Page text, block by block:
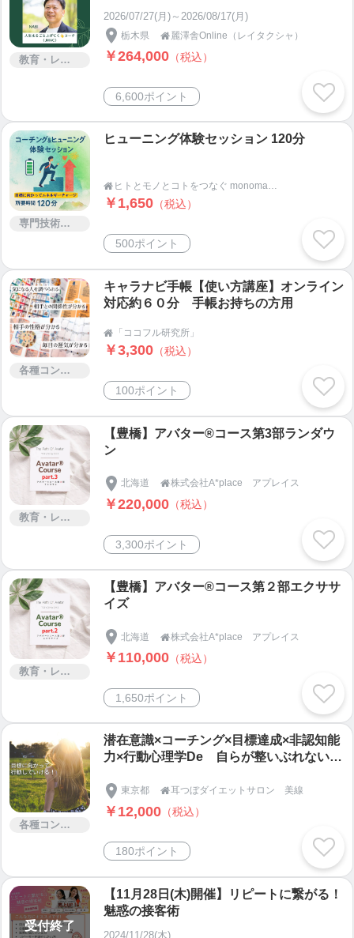
教育・レッスン・講習
2026/07/27(月)～2026/08/17(月)
栃木県 麗澤舎Online（レイタクシャ）
￥264,000 （税込）
6,600ポイント
専門技術サービス
ヒューニング体験セッション 120分
 ヒトとモノとコトをつなぐ monomado(モノマド)
￥1,650 （税込）
500ポイント
各種コンサルティング
キャラナビ手帳【使い方講座】オンライン
対応約６０分 手帳お持ちの方用
 「ココフル研究所」
￥3,300 （税込）
100ポイント
教育・レッスン・講習
【豊橋】アバター®コース第3部ランダウ
ン
北海道 株式会社A*place アプレイス
￥220,000 （税込）
3,300ポイント
教育・レッスン・講習
【豊橋】アバター®コース第２部エクササ
イズ
北海道 株式会社A*place アプレイス
￥110,000 （税込）
1,650ポイント
各種コンサルティング
潜在意識×コーチング×目標達成×非認知能
力×行動心理学De 自らが整いぶれない軸
れ、結果稼ぐ事に繋がる ファーストセッ
ション 180分＋
東京都 耳つぼダイエットサロン 美線
￥12,000 （税込）
180ポイント
受付終了
【11月28日(木)開催】リピートに繋がる！
魅惑の接客術
2024/11/28(木)